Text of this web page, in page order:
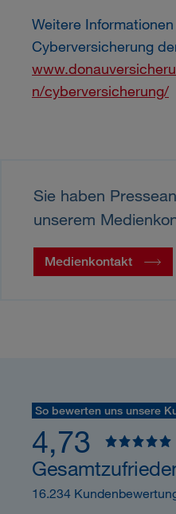
Weitere
Cyberversicherung
n/cyberversicherung/
Sie haben
unserem
Medienkontakt
So bewerten uns unsere
4,73
16.234